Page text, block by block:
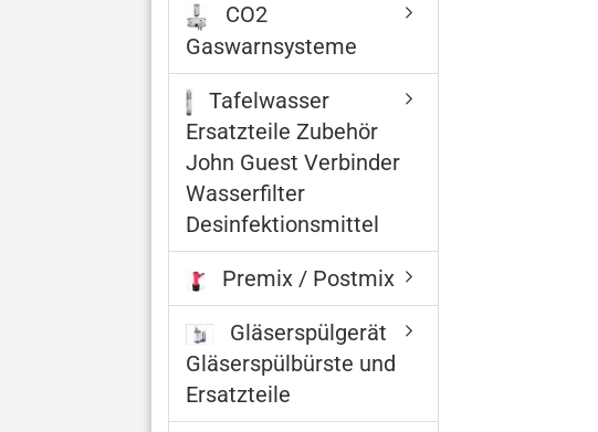
CO2
Gaswarnsysteme
Tafelwasser
Ersatzteile Zubehör
John Guest Verbinder
Wasserfilter
Desinfektionsmittel
Premix / Postmix
Gläserspülgerät
Gläserspülbürste und
Ersatzteile